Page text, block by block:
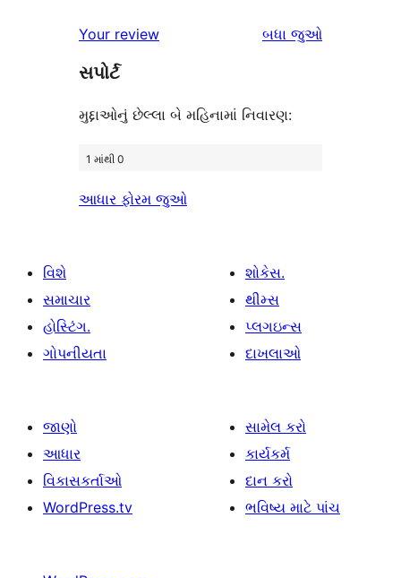
Your review બધા સમીક્ષાઓ
જુઓ
સપોર્ટ
મુદ્દાઓનું છેલ્લા બે મહિનામાં નિવારણ:
1 માંથી 0
આધાર ફોરમ જુઓ
વિશે
સમાચાર
હોસ્ટિંગ.
ગોપનીયતા
શોકેસ.
થીમ્સ
પ્લગઇન્સ
દાખલાઓ
જાણો
આધાર
વિકાસકર્તાઓ
WordPress.tv
સામેલ કરો
કાર્યકર્મ
દાન કરો
ભવિષ્ય માટે પાંચ